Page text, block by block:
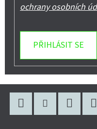
ochrany osobních
PŘIHLÁSIT SE